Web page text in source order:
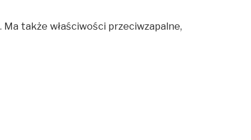
także właściwości przeciwzapalne,